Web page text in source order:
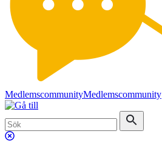
MedlemscommunityMedlemscommunity